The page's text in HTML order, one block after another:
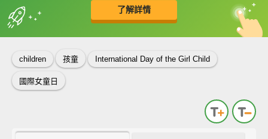
了解詳情
收錄佳句 中
英
children 孩童 International Day of the Girl Child
國際女童日